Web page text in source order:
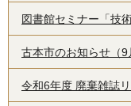
図書館セミナー「技
古本市のお知らせ（9
令和6年度 廃棄雑誌